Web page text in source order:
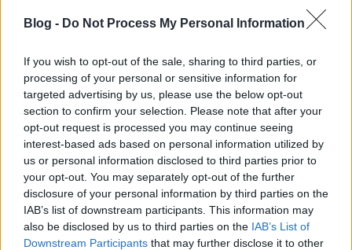
Blog - Do Not Process My Personal Information
If you wish to opt-out of the sale, sharing to third parties, or
processing of your personal or sensitive information for
targeted advertising by us, please use the below opt-out
section to confirm your selection. Please note that after your
opt-out request is processed you may continue seeing
interest-based ads based on personal information utilized by
us or personal information disclosed to third parties prior to
your opt-out. You may separately opt-out of the further
disclosure of your personal information by third parties on the
IAB’s list of downstream participants. This information may
also be disclosed by us to third parties on the IAB’s List of
Downstream Participants that may further disclose it to other